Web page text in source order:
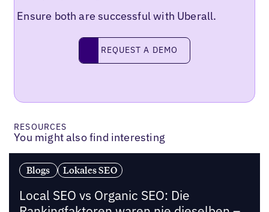
Ensure both are successful with Uberall.
Request a demo
REQUEST A DEMO
RESOURCES
You might also find interesting
Blogs Lokales SEO
Local SEO vs Organic SEO: Die